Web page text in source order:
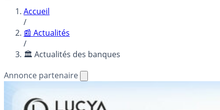
Accueil
/
📰 Actualités
/
🏛️ Actualités des banques
Annonce partenaire